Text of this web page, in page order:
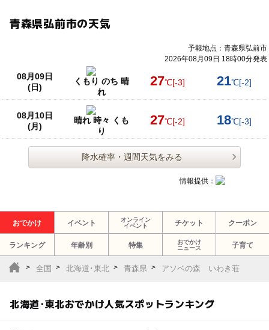
青森県弘前市の天気
予報地点：青森県弘前市
2026年08月09日 18時00分発表
08月09日
(日)
くもり のち 晴
れ
27℃[-3] 21℃[-2]
08月10日
(月)
晴れ 時々 くも
り
27℃[-2] 18℃[-3]
降水確率・週間天気をみる
情報提供：
おでかけ イベント
オンライン
イベント
チケット クーポン
ランキング 年齢別 特集
おでかけ
ニュース
子育て
全国 北海道･東北 青森県 アソベの森 いわき荘
北海道･東北おでかけ人気スポットランキング